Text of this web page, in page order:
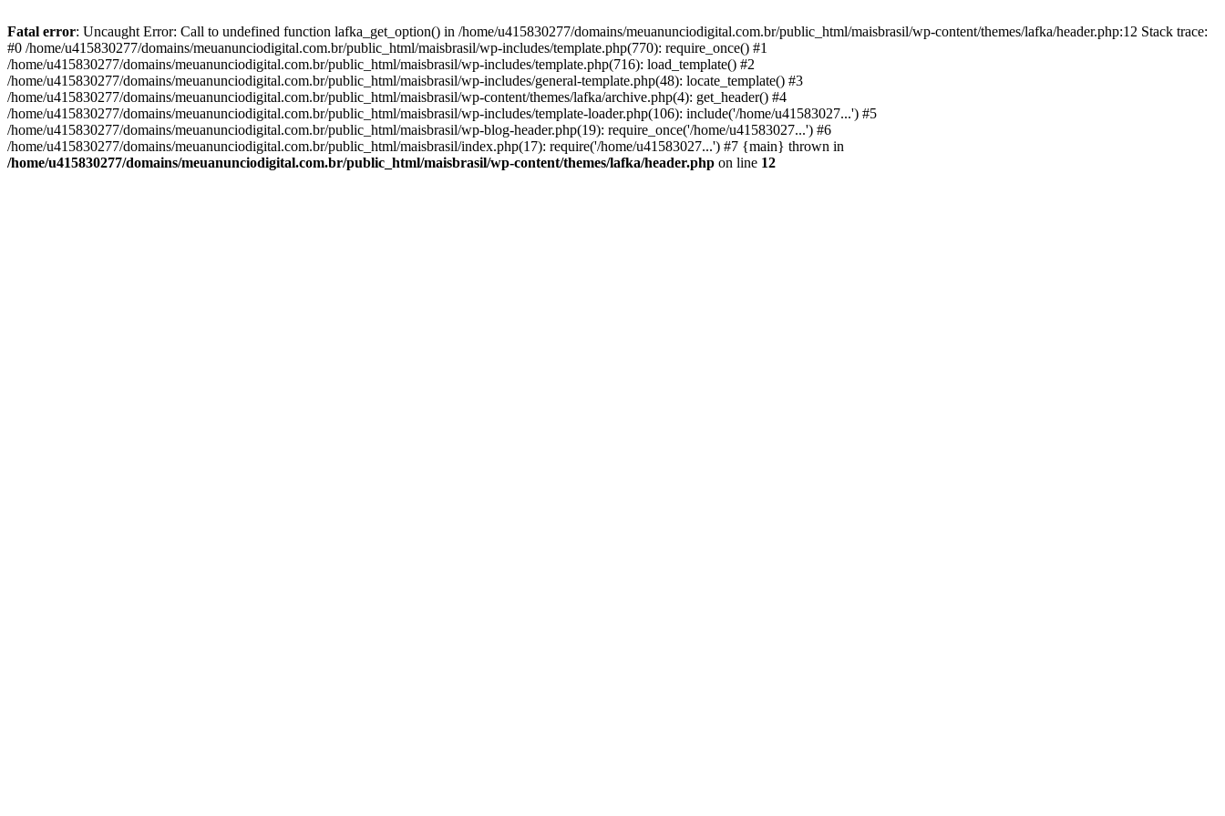
Fatal error: Uncaught Error: Call to undefined function lafka_get_option() in /home/u415830277/domains/meuanunciodigital.com.br/public_html/maisbrasil/wp-content/themes/lafka/header.php:12 Stack trace:
#0 /home/u415830277/domains/meuanunciodigital.com.br/public_html/maisbrasil/wp-includes/template.php(770): require_once() #1
/home/u415830277/domains/meuanunciodigital.com.br/public_html/maisbrasil/wp-includes/template.php(716): load_template() #2
/home/u415830277/domains/meuanunciodigital.com.br/public_html/maisbrasil/wp-includes/general-template.php(48): locate_template() #3
/home/u415830277/domains/meuanunciodigital.com.br/public_html/maisbrasil/wp-content/themes/lafka/archive.php(4): get_header() #4
/home/u415830277/domains/meuanunciodigital.com.br/public_html/maisbrasil/wp-includes/template-loader.php(106): include('/home/u41583027...') #5
/home/u415830277/domains/meuanunciodigital.com.br/public_html/maisbrasil/wp-blog-header.php(19): require_once('/home/u41583027...') #6
/home/u415830277/domains/meuanunciodigital.com.br/public_html/maisbrasil/index.php(17): require('/home/u41583027...') #7 {main} thrown in
/home/u415830277/domains/meuanunciodigital.com.br/public_html/maisbrasil/wp-content/themes/lafka/header.php on line 12